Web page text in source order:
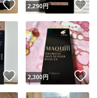
いいね！
2,290円 い
いいね！
2,300円 い